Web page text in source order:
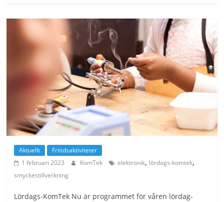
Aktuellt
Fritidsaktiviteter
1 februari 2023
KomTek elektronik, lördags-komtek,
smyckestillverkning
Lördags-KomTek Nu är programmet för våren lördag-